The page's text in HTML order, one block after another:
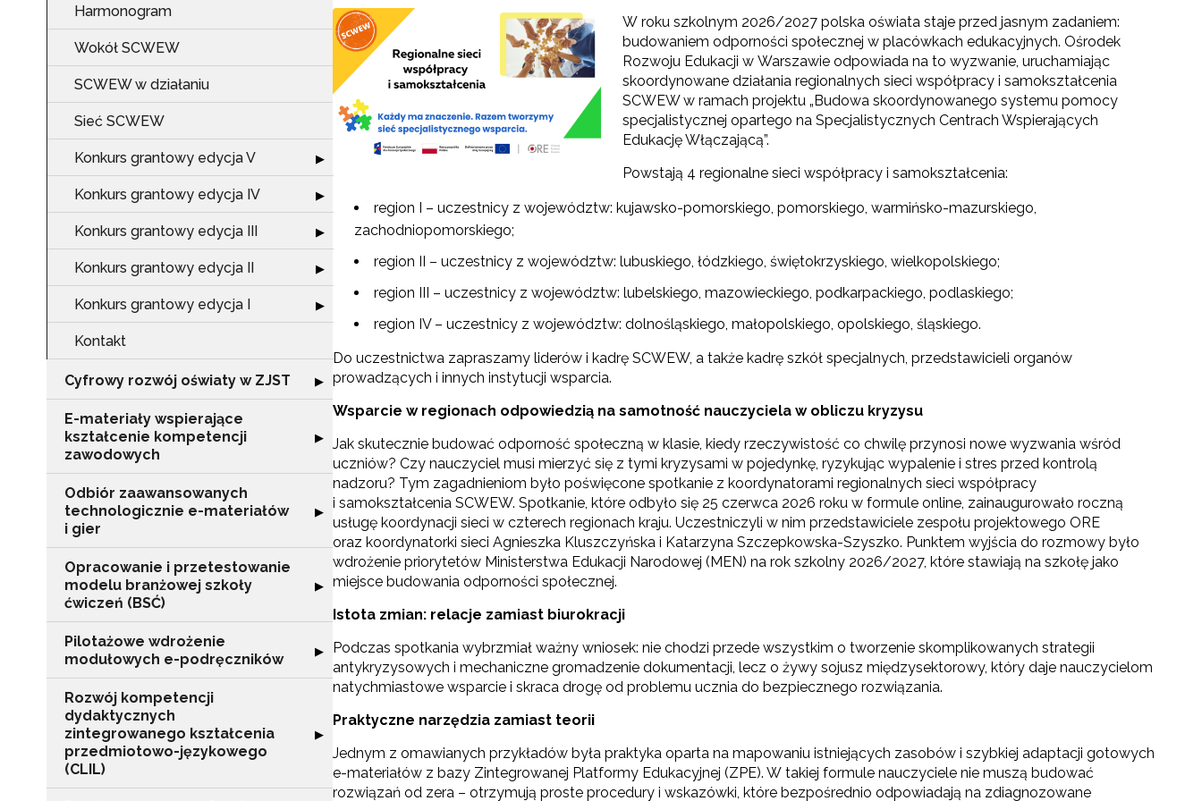
Harmonogram
Wokół SCWEW
SCWEW w działaniu
Sieć SCWEW
Konkurs grantowy edycja V Rozwiń sekcję "Konkurs grantowy edycja V"
▶
Konkurs grantowy edycja IV Rozwiń sekcję "Konkurs grantowy edycja IV"
▶
Konkurs grantowy edycja III Rozwiń sekcję "Konkurs grantowy edycja III"
▶
Konkurs grantowy edycja II Rozwiń sekcję "Konkurs grantowy edycja II"
▶
Konkurs grantowy edycja I Rozwiń sekcję "Konkurs grantowy edycja I"
▶
Kontakt
Cyfrowy rozwój oświaty w ZJST Rozwiń sekcję "Cyfrowy rozwój oświaty w ZJST"
▶
E-materiały wspierające
kształcenie kompetencji
zawodowych
Rozwiń sekcję "E-materiały wspierające kształcenie kompetencji zawodowych"
▶
Odbiór zaawansowanych
technologicznie e-materiałów
i gier
Rozwiń sekcję "Odbiór zaawansowanych technologicznie e-materiałów i gier"
▶
Opracowanie i przetestowanie
modelu branżowej szkoły
ćwiczeń (BSĆ)
Rozwiń sekcję "Opracowanie i przetestowanie modelu branżowej szkoły ćwiczeń (BSĆ)"
▶
Pilotażowe wdrożenie
modułowych e-podręczników
Rozwiń sekcję "Pilotażowe wdrożenie modułowych e-podręczników"
▶
Rozwój kompetencji
dydaktycznych
zintegrowanego kształcenia
przedmiotowo-językowego
(CLIL)
Rozwiń sekcję "Rozwój kompetencji dydaktycznych zintegrowanego kształcenia przedmiotowo-językowego (CLIL)"
▶
W roku szkolnym 2026/2027 polska oświata staje przed jasnym zadaniem:
budowaniem odporności społecznej w placówkach edukacyjnych. Ośrodek
Rozwoju Edukacji w Warszawie odpowiada na to wyzwanie, uruchamiając
skoordynowane działania regionalnych sieci współpracy i samokształcenia
SCWEW w ramach projektu „Budowa skoordynowanego systemu pomocy
specjalistycznej opartego na Specjalistycznych Centrach Wspierających
Edukację Włączającą”.
Powstają 4 regionalne sieci współpracy i samokształcenia:
region I – uczestnicy z województw: kujawsko-pomorskiego, pomorskiego, warmińsko-mazurskiego,
zachodniopomorskiego;
region II – uczestnicy z województw: lubuskiego, łódzkiego, świętokrzyskiego, wielkopolskiego;
region III – uczestnicy z województw: lubelskiego, mazowieckiego, podkarpackiego, podlaskiego;
region IV – uczestnicy z województw: dolnośląskiego, małopolskiego, opolskiego, śląskiego.
Do uczestnictwa zapraszamy liderów i kadrę SCWEW, a także kadrę szkół specjalnych, przedstawicieli organów
prowadzących i innych instytucji wsparcia.
Wsparcie w regionach odpowiedzią na samotność nauczyciela w obliczu kryzysu
Jak skutecznie budować odporność społeczną w klasie, kiedy rzeczywistość co chwilę przynosi nowe wyzwania wśród
uczniów? Czy nauczyciel musi mierzyć się z tymi kryzysami w pojedynkę, ryzykując wypalenie i stres przed kontrolą
nadzoru? Tym zagadnieniom było poświęcone spotkanie z koordynatorami regionalnych sieci współpracy
i samokształcenia SCWEW. Spotkanie, które odbyło się 25 czerwca 2026 roku w formule online, zainaugurowało roczną
usługę koordynacji sieci w czterech regionach kraju. Uczestniczyli w nim przedstawiciele zespołu projektowego ORE
oraz koordynatorki sieci Agnieszka Kluszczyńska i Katarzyna Szczepkowska-Szyszko. Punktem wyjścia do rozmowy było
wdrożenie priorytetów Ministerstwa Edukacji Narodowej (MEN) na rok szkolny 2026/2027, które stawiają na szkołę jako
miejsce budowania odporności społecznej.
Istota zmian: relacje zamiast biurokracji
Podczas spotkania wybrzmiał ważny wniosek: nie chodzi przede wszystkim o tworzenie skomplikowanych strategii
antykryzysowych i mechaniczne gromadzenie dokumentacji, lecz o żywy sojusz międzysektorowy, który daje nauczycielom
natychmiastowe wsparcie i skraca drogę od problemu ucznia do bezpiecznego rozwiązania.
Praktyczne narzędzia zamiast teorii
Jednym z omawianych przykładów była praktyka oparta na mapowaniu istniejących zasobów i szybkiej adaptacji gotowych
e-materiałów z bazy Zintegrowanej Platformy Edukacyjnej (ZPE). W takiej formule nauczyciele nie muszą budować
rozwiązań od zera – otrzymują proste procedury i wskazówki, które bezpośrednio odpowiadają na zdiagnozowane